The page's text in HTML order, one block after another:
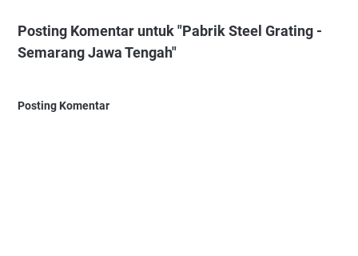
Posting Komentar untuk "Pabrik Steel Grating -
Semarang Jawa Tengah"
Posting Komentar